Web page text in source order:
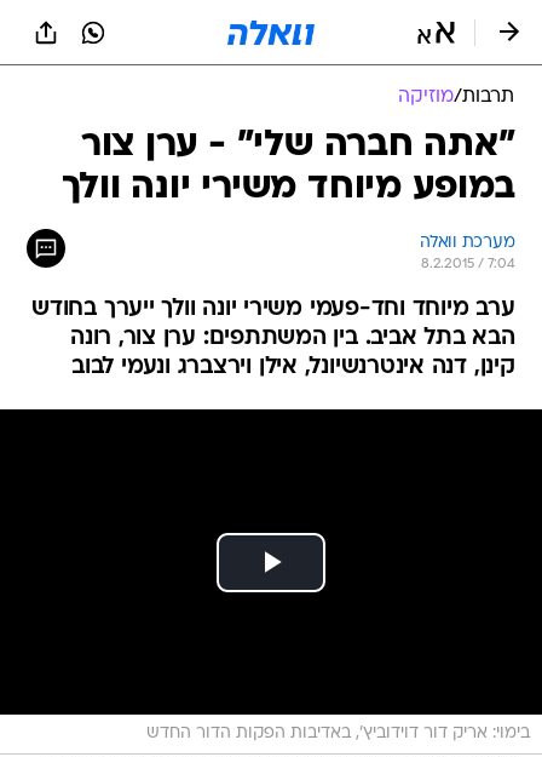
תרבות/מוזיקה
"אתה חברה שלי" - ערן צור
במופע מיוחד משירי יונה וולך
מערכת וואלה
8.2.2015 / 7:04
ערב מיוחד וחד-פעמי משירי יונה וולך ייערך בחודש
הבא בתל אביב. בין המשתתפים: ערן צור, רונה
קינן, דנה אינטרנשיונל, אילן וירצברג ונעמי לבוב
בימוי: אריק דור דוידוביץ', באדיבות הפקות הדור החדש